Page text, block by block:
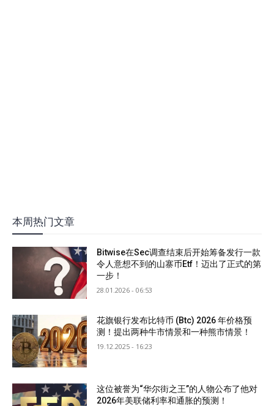
本周热门文章
Bitwise在Sec调查结束后开始筹备发行一款
令人意想不到的山寨币Etf！迈出了正式的第
一步！
28.01.2026 - 06:53
花旗银行发布比特币 (Btc) 2026 年价格预
测！提出两种牛市情景和一种熊市情景！
19.12.2025 - 16:23
这位被誉为“华尔街之王”的人物公布了他对
2026年美联储利率和通胀的预测！